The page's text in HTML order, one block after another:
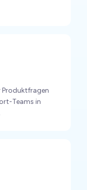
Produktfragen
Teams in